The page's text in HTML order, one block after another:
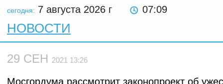
сегодня: 7 августа 2026 г 07:09
НОВОСТИ
29 СЕН 2021 13:26
Мосгордума рассмотрит законопроект об